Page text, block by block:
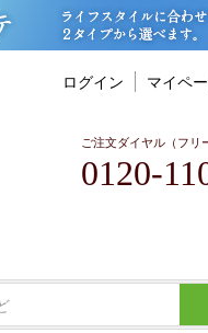
ログイン マイペ
ご注文ダイヤル（フリ
0120-